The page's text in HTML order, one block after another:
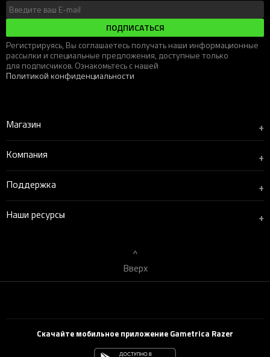
ПОДПИСАТЬСЯ
Регистрируясь, Вы соглашаетесь получать наши информационные
рассылки и специальные предложения, доступные только
для подписчиков. Ознакомьтесь с нашей
Политикой конфиденциальности
Магазин +
Компания +
Поддержка +
Наши ресурсы +
Вверх
Скачайте мобильное приложение Gametrica Razer